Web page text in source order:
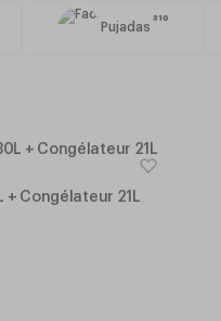
Pujadas 310
+ Congélateur 21L